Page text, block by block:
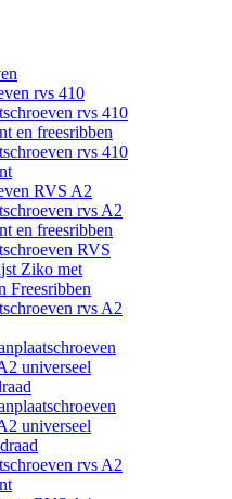
rvs 410
rvs 410
en freesribben
rvs 410
RVS A2
rvs A2
en freesribben
RVS
Ziko met
Freesribben
rvs A2
universeel
universeel
rvs A2